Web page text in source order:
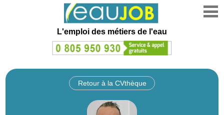
L'emploi des métiers de l'eau
Retour à la CVthèque